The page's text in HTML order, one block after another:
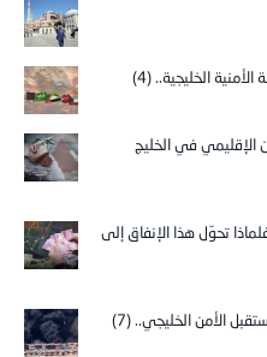
الخليجية.. (4)
الإقليمي في الخليج
فلماذا تحوّل هذا الإنفاق إلى
الأمن الخليجي.. (7)